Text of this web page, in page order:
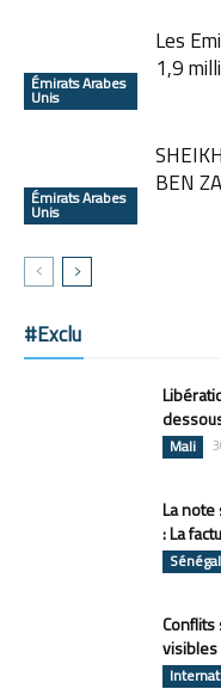
Émirats Arabes
Unis
Les
1,9
Émirats Arabes
Unis
BEN
#Exclu
Mali
La
: La
Sénégal
Conflits